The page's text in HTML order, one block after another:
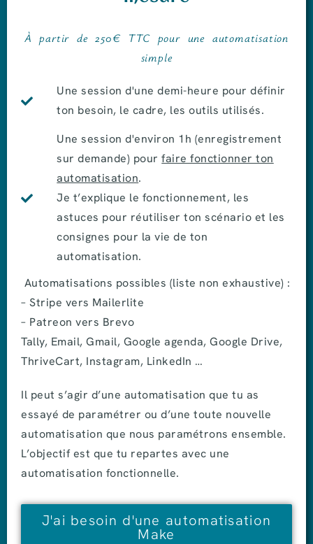
À partir de 250€ TTC pour une automatisation
simple
Une session d'une demi-heure pour définir
ton besoin, le cadre, les outils utilisés.
Une session d'environ 1h (enregistrement
sur demande) pour faire fonctionner ton
automatisation.
Je t’explique le fonctionnement, les
astuces pour réutiliser ton scénario et les
consignes pour la vie de ton
automatisation.
Automatisations possibles (liste non exhaustive) :
– Stripe vers Mailerlite
– Patreon vers Brevo
Tally, Email, Gmail, Google agenda, Google Drive,
ThriveCart, Instagram, LinkedIn …
Il peut s’agir d’une automatisation que tu as
essayé de paramétrer ou d’une toute nouvelle
automatisation que nous paramétrons ensemble.
L’objectif est que tu repartes avec une
automatisation fonctionnelle.
J'ai besoin d'une automatisation
Make